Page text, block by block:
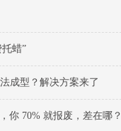
蜡”
成型？解决方案来了
你 70% 就报废，差在哪？